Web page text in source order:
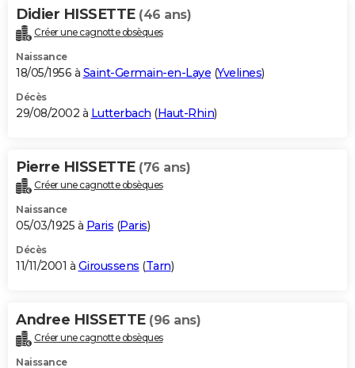
Didier HISSETTE (46 ans)
Créer une cagnotte obsèques
Naissance
18/05/1956 à Saint-Germain-en-Laye (Yvelines)
Décès
29/08/2002 à Lutterbach (Haut-Rhin)
Pierre HISSETTE (76 ans)
Créer une cagnotte obsèques
Naissance
05/03/1925 à Paris (Paris)
Décès
11/11/2001 à Giroussens (Tarn)
Andree HISSETTE (96 ans)
Créer une cagnotte obsèques
Naissance